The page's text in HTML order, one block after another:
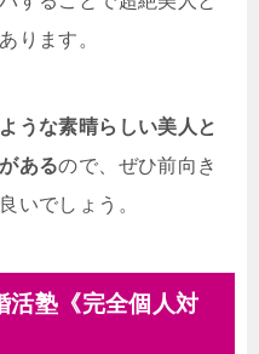
ります。
うな素晴らしい美人と
あるので、ぜひ前向き
いでしょう。
活塾《完全個人対